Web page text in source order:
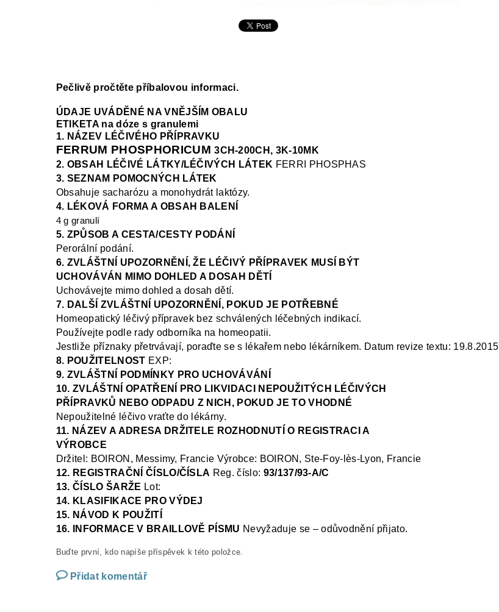
Pečlivě pročtěte příbalovou informaci.
ÚDAJE UVÁDĚNÉ NA VNĚJŠÍM OBALU
ETIKETA na dóze s granulemi
1. NÁZEV LÉČIVÉHO PŘÍPRAVKU
FERRUM PHOSPHORICUM3CH-200CH, 3K-10MK
2. OBSAH LÉČIVÉ LÁTKY/LÉČIVÝCH LÁTEK FERRI PHOSPHAS
3. SEZNAM POMOCNÝCH LÁTEK
Obsahuje sacharózu a monohydrát laktózy.
4. LÉKOVÁ FORMA A OBSAH BALENÍ
4 g granulí
5. ZPŮSOB A CESTA/CESTY PODÁNÍ
Perorální podání.
6. ZVLÁŠTNÍ UPOZORNĚNÍ, ŽE LÉČIVÝ PŘÍPRAVEK MUSÍ BÝT
UCHOVÁVÁN MIMO DOHLED A DOSAH DĚTÍ
Uchovávejte mimo dohled a dosah dětí.
7. DALŠÍ ZVLÁŠTNÍ UPOZORNĚNÍ, POKUD JE POTŘEBNÉ
Homeopatický léčivý přípravek bez schválených léčebných indikací.
Používejte podle rady odborníka na homeopatii.
Jestliže příznaky přetrvávají, poraďte se s lékařem nebo lékárníkem. Datum revize textu: 19.8.2015
8. POUŽITELNOST EXP:
9. ZVLÁŠTNÍ PODMÍNKY PRO UCHOVÁVÁNÍ
10. ZVLÁŠTNÍ OPATŘENÍ PRO LIKVIDACI NEPOUŽITÝCH LÉČIVÝCH
PŘÍPRAVKŮ NEBO ODPADU Z NICH, POKUD JE TO VHODNÉ
Nepoužitelné léčivo vraťte do lékárny.
11. NÁZEV A ADRESA DRŽITELE ROZHODNUTÍ O REGISTRACI A
VÝROBCE
Držitel: BOIRON, Messimy, Francie Výrobce: BOIRON, Ste-Foy- lès-Lyon, Francie
12. REGISTRAČNÍ ČÍSLO/ČÍSLA Reg.číslo: 93/137/93-A/C
13. ČÍSLO ŠARŽE Lot:
14. KLASIFIKACE PRO VÝDEJ
15. NÁVOD K POUŽITÍ
16. INFORMACE V BRAILLOVĚ PÍSMU Nevyžaduje se –odůvodnění přijato.
Buďte první, kdo napíše příspěvek k této položce.
Přidat komentář